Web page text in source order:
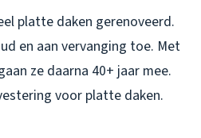
platte daken gerenoveerd.
en aan vervanging toe. Met
ze daarna 40+ jaar mee.
voor platte daken.